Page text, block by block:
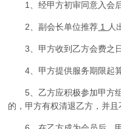
1、经甲方初审同意入会
2、副会长单位推荐 1 人
3、甲方收到乙方会费之
4、甲方提供服务期限起
5、乙方应积极参加甲方
的，甲方有权清退乙方，并且